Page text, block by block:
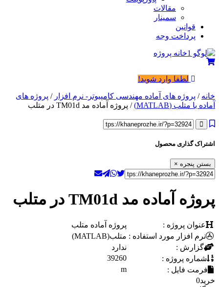
مقالات
سمینار
قوانین
پرداخت وجه
لطفا وارد شوید!
خانه / پروژه های آماده مهندسی کامپیوتر- نرم افزار / پروژه های
آماده با متلب (MATLAB)
/ پروژه آماده مد TM01d در متلب
اشتراک گذاری محصول
بستن پنجره ×
پروژه آماده مد TM01d در متلب
عنوان پروژه :
پروژه آماده متلب
نرم افزار مورد استفاده : متلب(MATLAB)
گزارش :
ندارد
شماره پروژه :
39260
فرمت فایل :
m
خرید0